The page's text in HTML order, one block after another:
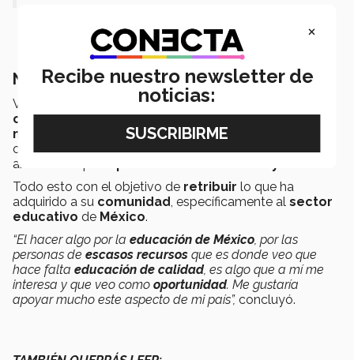
Nuevos retos
Vanessa explicó que aún tienemuchos objetivos por
cumplir; actualmente está concentrada en terminar su
maestría
y desarrollarse en el ámbito profesional,
orientando su carrera hacia las áreas de su interés y en
ambientes que le
Todo esto con el objetivo de retribuir lo que ha
adquirido a su comunidad, específicamente al sector
educativo de México.
“El hacer algo por la educación de México, por las
personas de escasos recursos que es donde veo que
hace falta educación de calidad, es algo que a mí me
interesa y que veo como oportunidad. Me gustaría
apoyar mucho este aspecto de mi país”, concluyó.
×
Recibe nuestro newsletter de
noticias: